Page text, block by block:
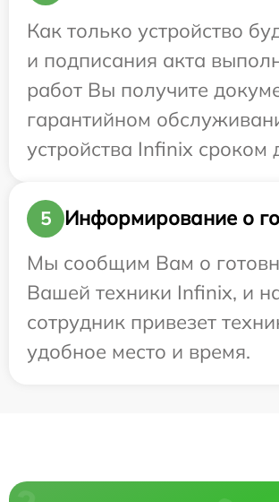
Как только устройство
и подписания акта
работ Вы получите
гарантийном
устройства Infinix сроком
5
Информирование о
Мы сообщим Вам о
Вашей техники Infinix, и
сотрудник привезет
удобное место и время.